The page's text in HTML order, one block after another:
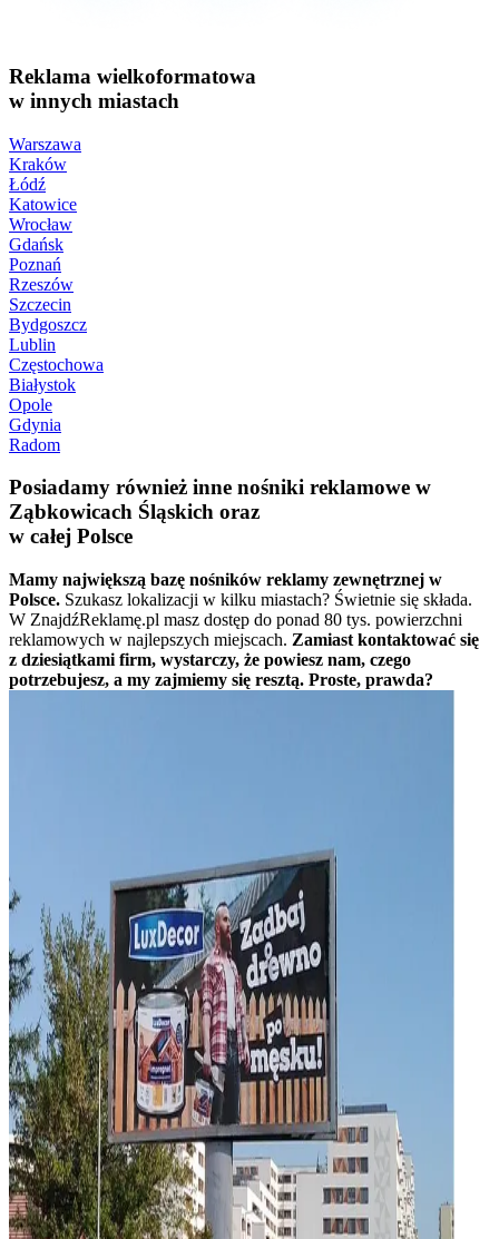
Reklama wielkoformatowa
w innych miastach
Warszawa
Kraków
Łódź
Katowice
Wrocław
Gdańsk
Poznań
Rzeszów
Szczecin
Bydgoszcz
Lublin
Częstochowa
Białystok
Opole
Gdynia
Radom
Posiadamy również inne nośniki reklamowe w
Ząbkowicach Śląskich oraz
w całej Polsce
Mamy największą bazę nośników reklamy zewnętrznej w
Polsce. Szukasz lokalizacji w kilku miastach? Świetnie się składa.
W ZnajdźReklamę.pl masz dostęp do ponad 80 tys. powierzchni
reklamowych w najlepszych miejscach. Zamiast kontaktować się
z dziesiątkami firm, wystarczy, że powiesz nam, czego
potrzebujesz, a my zajmiemy się resztą. Proste, prawda?